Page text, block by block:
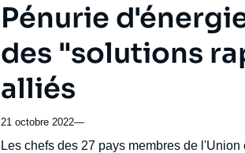
Pénurie
des "solutions
alliés
21 octobre 2022—
Accroche
Les chefs des 27 pays membres de